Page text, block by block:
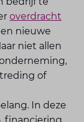
overdracht
nieuwe
niet allen
of
In deze